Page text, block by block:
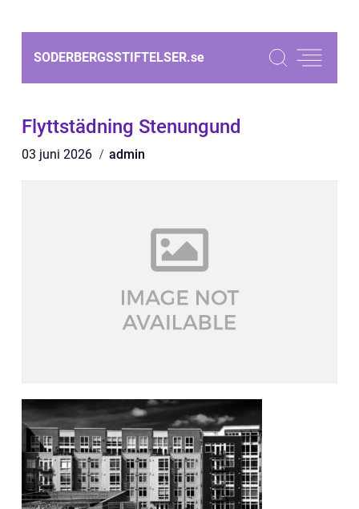
SODERBERGSSTIFTELSER.se
Flyttstädning Stenungund
03 juni 2026 admin